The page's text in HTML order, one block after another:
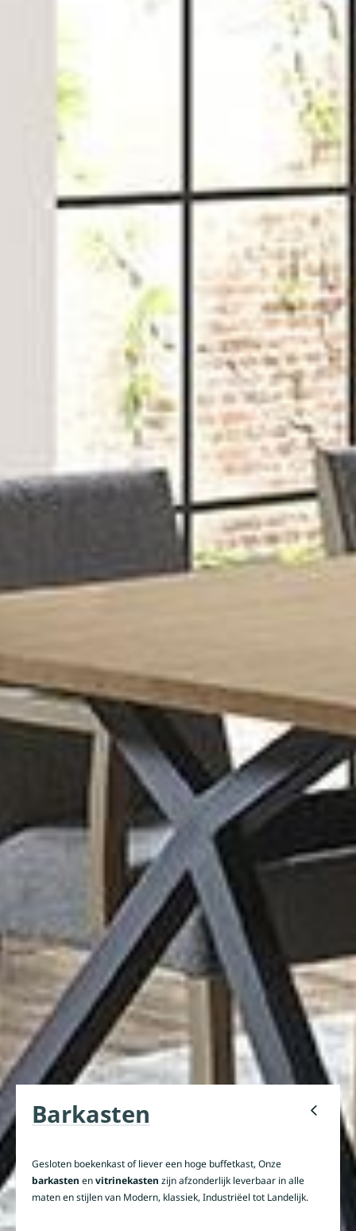
Barkasten
Gesloten boekenkast of liever een hoge buffetkast, Onze
barkasten envitrinekasten zijn afzonderlijk leverbaar in alle
maten en stijlen van Modern, klassiek, Industriëel tot Landelijk.